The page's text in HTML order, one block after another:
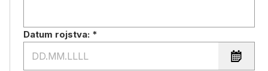
Datum rojstva: *